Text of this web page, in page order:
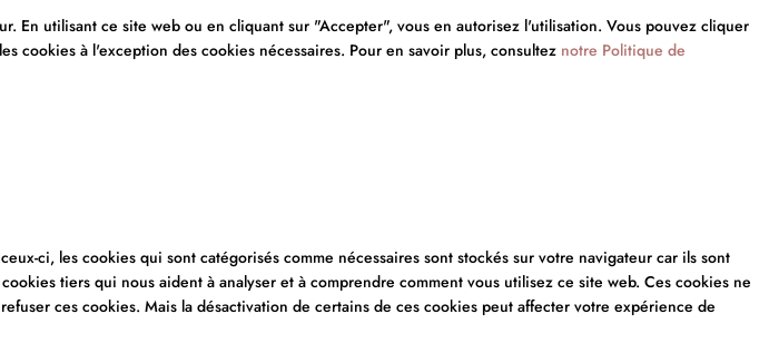
En utilisant ce site web ou en cliquant sur "Accepter", vous en autorisez l'utilisation. Vous pouvez cliquer
cookies à l'exception des cookies nécessaires. Pour en savoir plus, consultez notre Politique de
ci, les cookies qui sont catégorisés comme nécessaires sont stockés sur votre navigateur car ils sont
tiers qui nous aident à analyser et à comprendre comment vous utilisez ce site web. Ces cookies ne
ces cookies. Mais la désactivation de certains de ces cookies peut affecter votre expérience de